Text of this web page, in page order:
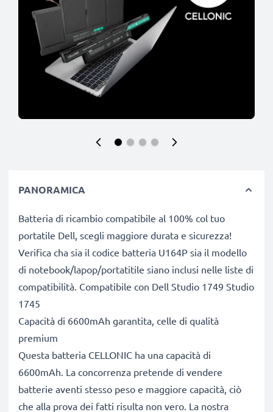
PANORAMICA
Batteria di ricambio compatibile al 100% col tuo
portatile Dell, scegli maggiore durata e sicurezza!
Verifica cha sia il codice batteria U164P sia il modello
di notebook/lapop/portatitile siano inclusi nelle liste di
compatibilità. Compatibile con Dell Studio 1749 Studio
1745
Capacità di 6600mAh garantita, celle di qualità
premium
Questa batteria CELLONIC ha una capacità di
6600mAh. La concorrenza pretende di vendere
batterie aventi stesso peso e maggiore capacità, ciò
che alla prova dei fatti risulta non vero. La nostra